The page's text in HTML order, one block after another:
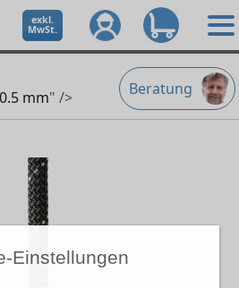
Einstellungen
exkl.
MwSt.
Beratung
mm" />